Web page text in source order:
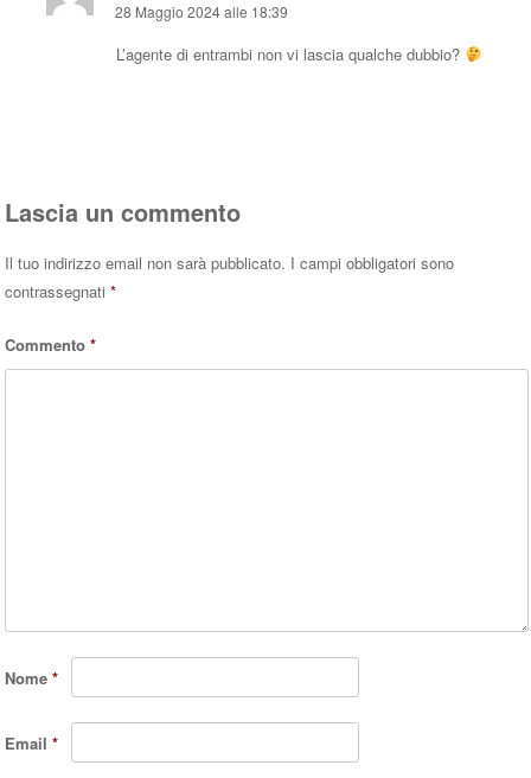
28 Maggio 2024 alle 18:39
L’agente di entrambi non vi lascia qualche dubbio?
Lascia un commento
Il tuo indirizzo email non sarà pubblicato. I campi obbligatori sono
contrassegnati*
Commento*
Nome*
Email*